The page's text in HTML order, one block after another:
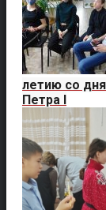
летию со
Петра I